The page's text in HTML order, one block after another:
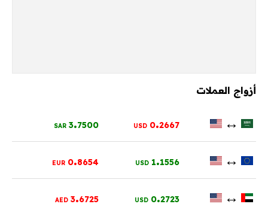
أزواج العملات
↔
0.2667
USD
3.7500
SAR
↔
1.1556
USD
0.8654
EUR
↔
0.2723
USD
3.6725
AED